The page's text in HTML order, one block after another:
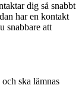
dig så snabbt
har en kontakt
snabbare att
ska lämnas